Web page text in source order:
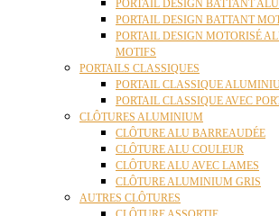
PORTAIL DESIGN BATTANT
PORTAIL DESIGN BATTANT
PORTAIL DESIGN MOTORISÉ
MOTIFS
PORTAILS CLASSIQUES
PORTAIL CLASSIQUE
PORTAIL CLASSIQUE AVEC
CLÔTURES ALUMINIUM
CLÔTURE ALU BARREAUDÉE
CLÔTURE ALU COULEUR
CLÔTURE ALU AVEC LAMES
CLÔTURE ALUMINIUM GRIS
AUTRES CLÔTURES